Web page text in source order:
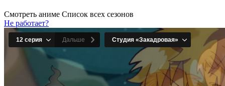
Смотреть аниме Список всех сезонов
Не работает?